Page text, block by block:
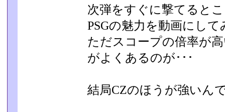
次弾をすぐに撃てると
PSGの魅力を動画にし
ただスコープの倍率が
がよくあるのが･･･
結局CZのほうが強いん